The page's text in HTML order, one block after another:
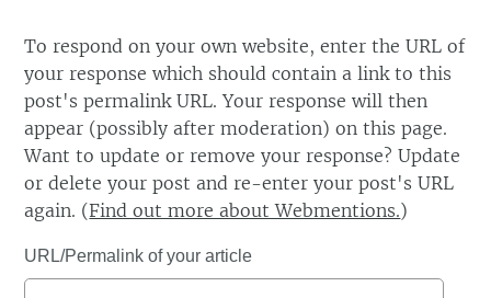
To respond on your own website, enter the URL of
your response which should contain a link to this
post's permalink URL. Your response will then
appear (possibly after moderation) on this page.
Want to update or remove your response? Update
or delete your post and re-enter your post's URL
again. (Find out more about Webmentions.)
URL/Permalink of your article